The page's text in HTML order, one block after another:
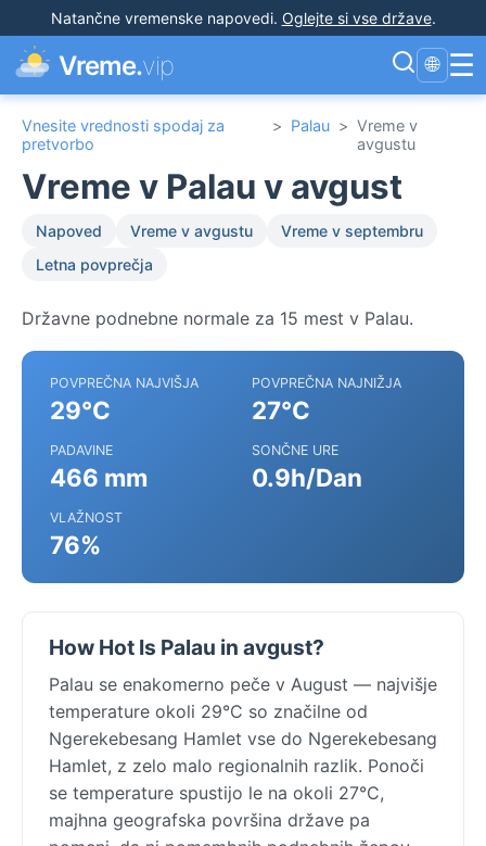
Natančne vremenske napovedi. Oglejte si vse države.
Vreme.vip 🌐 ☰
Vnesite vrednosti spodaj za
pretvorbo
> Palau > Vreme v
avgustu
Vreme v Palau v avgust
Napoved Vreme v avgustu
Vreme v septembru
Letna povprečja
Državne podnebne normale za 15 mest v Palau.
POVPREČNA NAJVIŠJA
29°C
POVPREČNA NAJNIŽJA
27°C
PADAVINE
466 mm
SONČNE URE
0.9h/Dan
VLAŽNOST
76%
How Hot Is Palau in avgust?
Palau se enakomerno peče v August — najvišje
temperature okoli 29°C so značilne od
Ngerekebesang Hamlet vse do Ngerekebesang
Hamlet, z zelo malo regionalnih razlik. Ponoči
se temperature spustijo le na okoli 27°C,
majhna geografska površina države pa